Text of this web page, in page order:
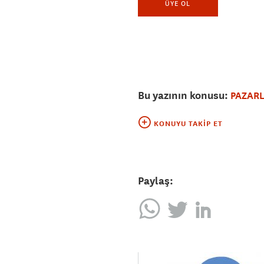
ÜYE OL
Bu yazının konusu:
KONUYU TAKIP ET
Paylaş: